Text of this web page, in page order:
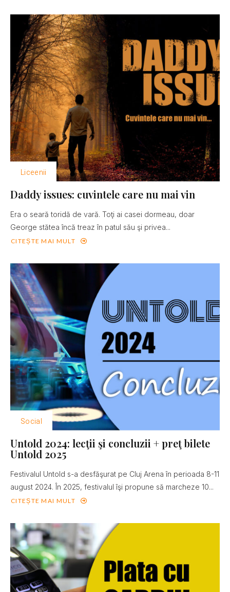
Liceenii
Daddy issues: cuvintele care nu mai vin
Era o seară toridă de vară. Toţi ai casei dormeau, doar
George stătea încă treaz în patul său şi privea...
CITEȘTE MAI MULT
Social
Untold 2024: lecţii şi concluzii + preţ bilete
Untold 2025
Festivalul Untold s-a desfăşurat pe Cluj Arena în perioada 8-11
august 2024. În 2025, festivalul îşi propune să marcheze 10...
CITEȘTE MAI MULT